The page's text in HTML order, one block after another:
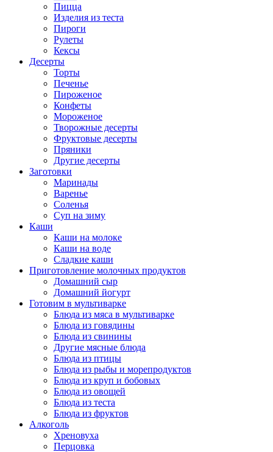
Пицца
Изделия из теста
Пироги
Рулеты
Кексы
Десерты
Торты
Печенье
Пироженое
Конфеты
Мороженое
Творожные десерты
Фруктовые десерты
Пряники
Другие десерты
Заготовки
Маринады
Варенье
Соленья
Суп на зиму
Каши
Каши на молоке
Каши на воде
Сладкие каши
Приготовление молочных продуктов
Домашний сыр
Домашний йогурт
Готовим в мультиварке
Блюда из мяса в мультиварке
Блюда из говядины
Блюда из свинины
Другие мясные блюда
Блюда из птицы
Блюда из рыбы и морепродуктов
Блюда из круп и бобовых
Блюда из овощей
Блюда из теста
Блюда из фруктов
Алкоголь
Хреновуха
Перцовка